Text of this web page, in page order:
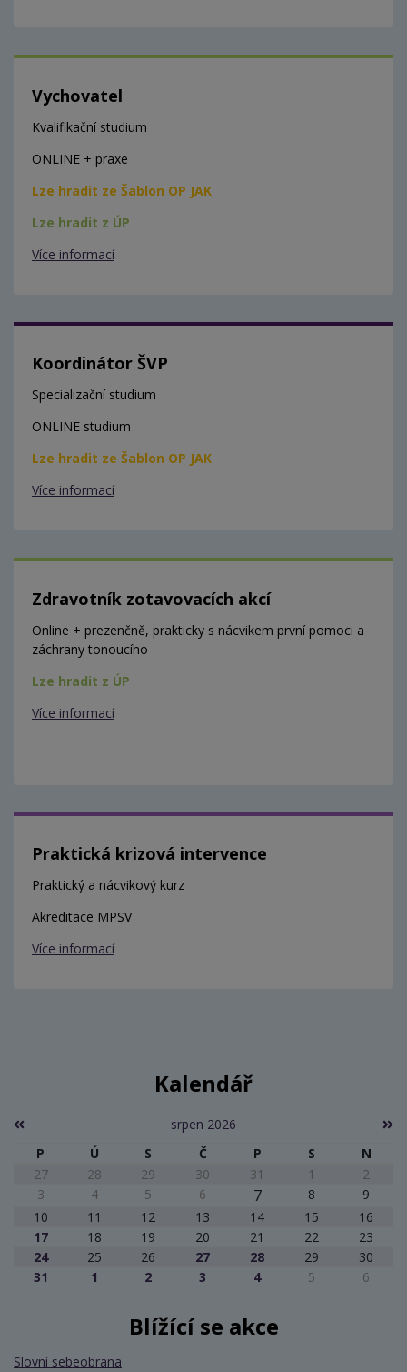
Vychovatel
Kvalifikační studium
ONLINE + praxe
Lze hradit ze Šablon OP JAK
Lze hradit z ÚP
Více informací
Koordinátor ŠVP
Specializační studium
ONLINE studium
Lze hradit ze Šablon OP JAK
Více informací
Zdravotník zotavovacích akcí
Online + prezenčně, prakticky s nácvikem první pomoci a
záchrany tonoucího
Lze hradit z ÚP
Více informací
Praktická krizová intervence
Praktický a nácvikový kurz
Akreditace MPSV
Více informací
Kalendář
srpen 2026
P
Ú S Č P S
N
27
28 29 30 31 1
2
3
4 5 6 7 8
9
10
11 12 13 14 15
16
17
18 19 20 21 22
23
24
25 26 27 28 29
30
31
1 2 3 4 5 6
Blížící se akce
Slovní sebeobrana